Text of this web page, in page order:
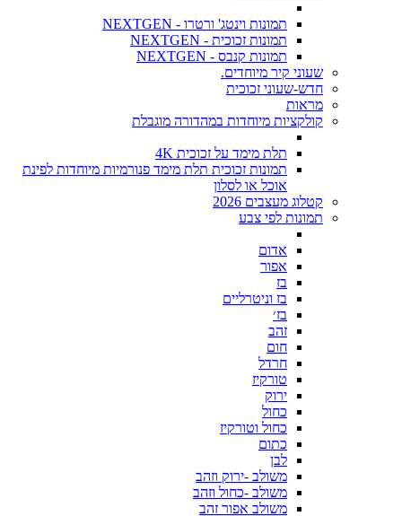
תמונות וינטג' ורטרו - NEXTGEN
תמונות זכוכית - NEXTGEN
תמונות קנבס - NEXTGEN
שעוני קיר מיוחדים.
חדש-שעוני זכוכית
מראות
קולקציות מיוחדות במהדורה מוגבלת
תלת מימד על זכוכית 4K
תמונות זכוכית תלת מימד פנורמיות מיוחדות לפינת
אוכל או לסלון
קטלוג מעצבים 2026
תמונות לפי צבע
אדום
אפור
בז
בז וניטרליים
בז׳
זהב
חום
חרדל
טורקיז
ירוק
כחול
כחול וטורקיז
כתום
לבן
משולב -ירוק וזהב
משולב -כחול וזהב
משולב אפור זהב